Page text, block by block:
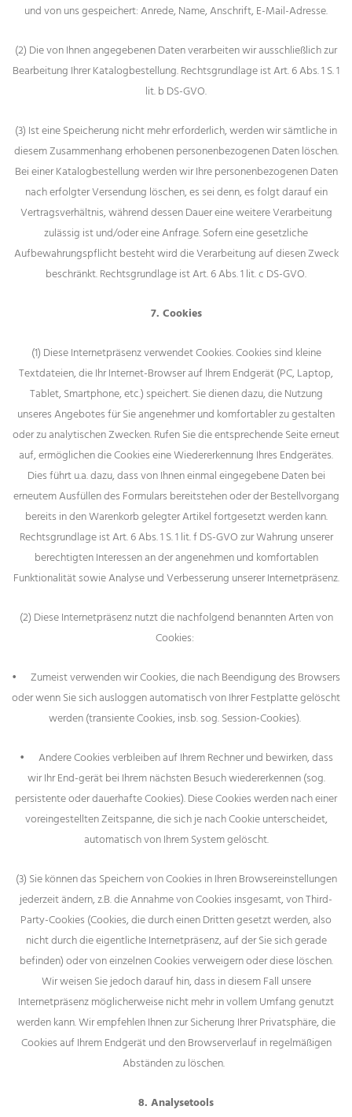
und von uns gespeichert: Anrede, Name, Anschrift, E-Mail-Adresse.
(2) Die von Ihnen angegebenen Daten verarbeiten wir ausschließlich zur
Bearbeitung Ihrer Katalogbestellung. Rechtsgrundlage ist Art. 6 Abs. 1 S. 1
lit. b DS-GVO.
(3) Ist eine Speicherung nicht mehr erforderlich, werden wir sämtliche in
diesem Zusammenhang erhobenen personenbezogenen Daten löschen.
Bei einer Katalogbestellung werden wir Ihre personenbezogenen Daten
nach erfolgter Versendung löschen, es sei denn, es folgt darauf ein
Vertragsverhältnis, während dessen Dauer eine weitere Verarbeitung
zulässig ist und/oder eine Anfrage. Sofern eine gesetzliche
Aufbewahrungspflicht besteht wird die Verarbeitung auf diesen Zweck
beschränkt. Rechtsgrundlage ist Art. 6 Abs. 1 lit. c DS-GVO.
7. Cookies
(1) Diese Internetpräsenz verwendet Cookies. Cookies sind kleine
Textdateien, die Ihr Internet-Browser auf Ihrem Endgerät (PC, Laptop,
Tablet, Smartphone, etc.) speichert. Sie dienen dazu, die Nutzung
unseres Angebotes für Sie angenehmer und komfortabler zu gestalten
oder zu analytischen Zwecken. Rufen Sie die entsprechende Seite erneut
auf, ermöglichen die Cookies eine Wiedererkennung Ihres Endgerätes.
Dies führt u.a. dazu, dass von Ihnen einmal eingegebene Daten bei
erneutem Ausfüllen des Formulars bereitstehen oder der Bestellvorgang
bereits in den Warenkorb gelegter Artikel fortgesetzt werden kann.
Rechtsgrundlage ist Art. 6 Abs. 1 S. 1 lit. f DS-GVO zur Wahrung unserer
berechtigten Interessen an der angenehmen und komfortablen
Funktionalität sowie Analyse und Verbesserung unserer Internetpräsenz.
(2) Diese Internetpräsenz nutzt die nachfolgend benannten Arten von
Cookies:
•
Zumeist verwenden wir Cookies, die nach Beendigung des Browsers
oder wenn Sie sich ausloggen automatisch von Ihrer Festplatte gelöscht
werden (transiente Cookies, insb. sog. Session-Cookies).
•
Andere Cookies verbleiben auf Ihrem Rechner und bewirken, dass
wir Ihr End-gerät bei Ihrem nächsten Besuch wiedererkennen (sog.
persistente oder dauerhafte Cookies). Diese Cookies werden nach einer
voreingestellten Zeitspanne, die sich je nach Cookie unterscheidet,
automatisch von Ihrem System gelöscht.
(3) Sie können das Speichern von Cookies in Ihren Browsereinstellungen
jederzeit ändern, z.B. die Annahme von Cookies insgesamt, von Third-
Party-Cookies (Cookies, die durch einen Dritten gesetzt werden, also
nicht durch die eigentliche Internetpräsenz, auf der Sie sich gerade
befinden) oder von einzelnen Cookies verweigern oder diese löschen.
Wir weisen Sie jedoch darauf hin, dass in diesem Fall unsere
Internetpräsenz möglicherweise nicht mehr in vollem Umfang genutzt
werden kann. Wir empfehlen Ihnen zur Sicherung Ihrer Privatsphäre, die
Cookies auf Ihrem Endgerät und den Browserverlauf in regelmäßigen
Abständen zu löschen.
8. Analysetools